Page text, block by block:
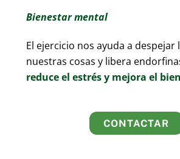
Bienestar mental
El ejercicio nos ayuda a despejar
nuestras cosas y libera
reduce el estrés y mejora el
CONTACTAR